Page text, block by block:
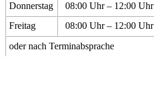
Donnerstag
08:00 Uhr – 12:00 Uhr
Freitag
08:00 Uhr – 12:00 Uhr
oder nach Terminabsprache